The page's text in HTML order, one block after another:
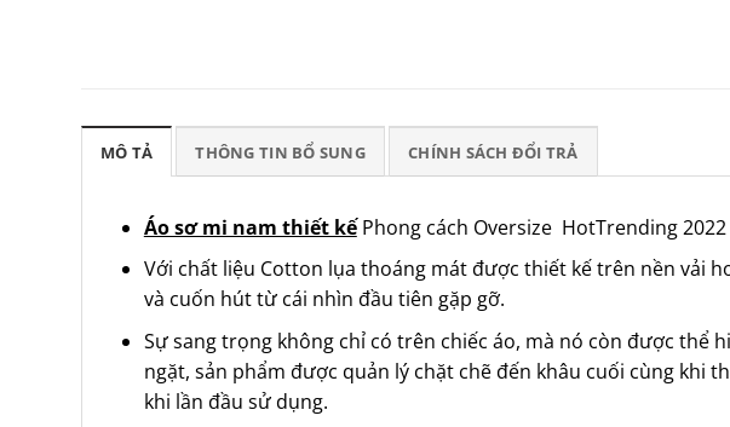
MÔ TẢ THÔNG TIN BỔ SUNG CHÍNH SÁCH ĐỔI TRẢ
Áo sơ mi nam thiết kếPhong cách Oversize HotTrending
Với chất liệu Cotton lụa thoáng mát được thiết kế trên nền vải
và cuốn hút từ cái nhìn đầu tiên gặp gỡ.
Sự sang trọng không chỉ có trên chiếc áo, mà nó còn được thể
ngặt, sản phẩm được quản lý chặt chẽ đến khâu cuối cùng khi
khi lần đầu sử dụng.